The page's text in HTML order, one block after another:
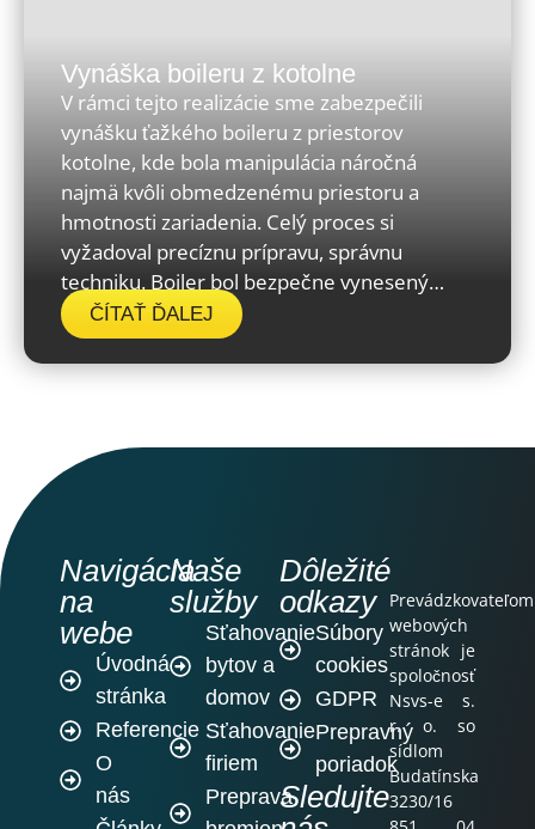
Vynáška boileru z kotolne
V rámci tejto realizácie sme zabezpečili
vynášku ťažkého boileru z priestorov
kotolne, kde bola manipulácia náročná
najmä kvôli obmedzenému priestoru a
hmotnosti zariadenia. Celý proces si
vyžadoval precíznu prípravu, správnu
techniku. Boiler bol bezpečne vynesený…
ČÍTAŤ ĎALEJ
Navigácia
na
webe
Úvodná
stránka
Referencie
O
nás
Naše
služby
Sťahovanie
bytov a
domov
Sťahovanie
firiem
Preprava
Dôležité
odkazy
Súbory
cookies
GDPR
Prepravný
poriadok
Sledujte
Prevádzkovateľom
webových
stránok je
spoločnosť
Nsvs-e s.
r. o. so
sídlom
Budatínska
3230/16